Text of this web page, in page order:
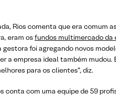
Rios comenta que era comum
eram os fundos multimercado da
foi agregando novos
a empresa ideal também
para os clientes”, diz.
com uma equipe de 59